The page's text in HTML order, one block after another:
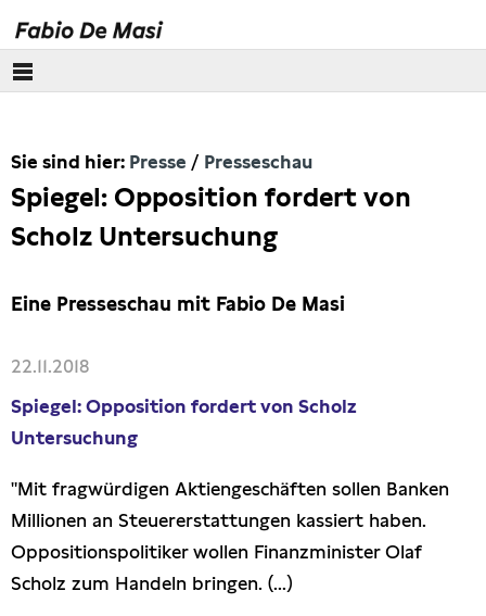
Europäisches Parlament
Themen
Presseschau
Publikationen
Sie sind hier: Presse Presseschau
Spiegel: Opposition fordert von
Scholz Untersuchung
Eine Presseschau mit Fabio De Masi
22.11.2018
Spiegel: Opposition fordert von Scholz
Untersuchung
"Mit fragwürdigen Aktiengeschäften sollen Banken
Millionen an Steuererstattungen kassiert haben.
Oppositionspolitiker wollen Finanzminister Olaf
Scholz zum Handeln bringen. (...)